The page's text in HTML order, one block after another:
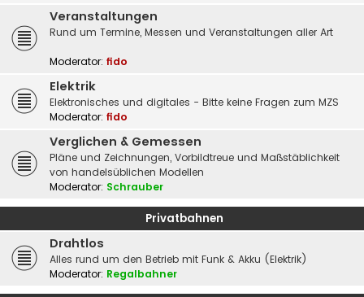
Veranstaltungen
Rund um Termine, Messen und Veranstaltungen aller Art
Moderator: fido
Elektrik
Elektronisches und digitales - Bitte keine Fragen zum MZS
Moderator: fido
Verglichen & Gemessen
Pläne und Zeichnungen, Vorbildtreue und Maßstäblichkeit
von handelsüblichen Modellen
Moderator: Schrauber
Privatbahnen
Drahtlos
Alles rund um den Betrieb mit Funk & Akku (Elektrik)
Moderator: Regalbahner